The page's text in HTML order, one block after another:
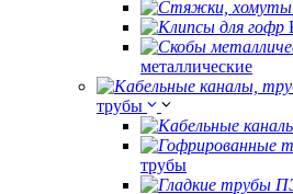
металлические
трубы
трубы